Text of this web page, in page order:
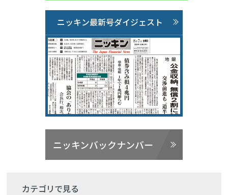
ニッキン最新号ダイジェスト
ニッキンバックナンバー
カテゴリで見る